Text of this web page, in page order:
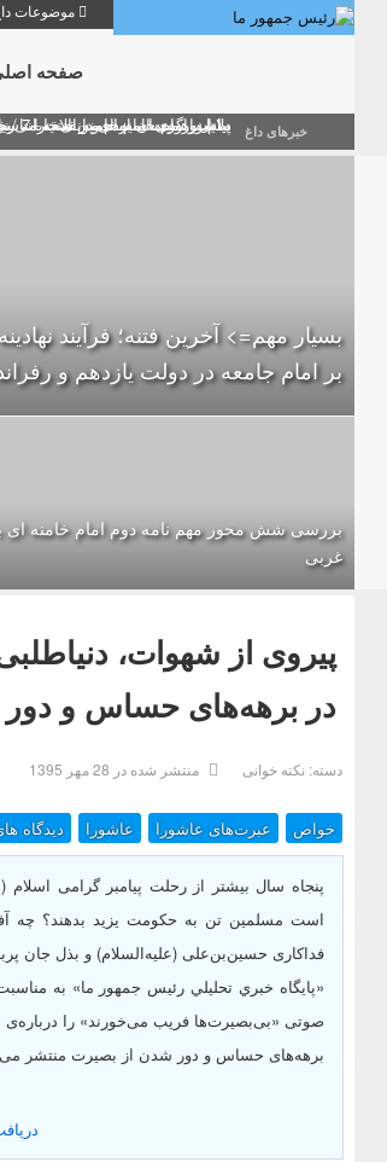
موضوعات
صفحه
خبرهای داغ منشور گفتمان امام و انقلاب - 7 /بخش دوم : شرح پیام ۱۰ خرداد ۱۳۶۹ امام خامنه ای/ فصل پنجم: حفظ عزّت و کرامت انقلابی
بازخوانی افشاگری سپهبد محمود
دلایل اهمیت سیزدهمین انتخابات
بیانات امام خامنه ای در
پیام نوروزی امام خامنه ای به
بسیار مهم=> آخرین فتنه؛ فرآیند
بر امام جامعه در دولت یازدهم و
بررسی شش محور مهم نامه دوم امام خامنه ای
غربی
پیروی از شهوات،
در برهه‌های حساس و
دسته: نکته خوانی منتشر شده در 28 مهر 1395
خواص عبرت‌های عاشورا عاشورا دیدگاه
پنجاه سال بیشتر از رحلت پیامبر گرامی
است مسلمین تن به حکومت یزید بدهند؟ چه
فداکاری حسین‌بن‌علی (علیه‌السلام) و بذل جان
«پايگاه خبري تحليلي رئيس جمهور ما» به
صوتی «بی‌بصیرت‌ها فریب می‌خورند» را
برهه‌های حساس و دور شدن از بصیرت منتشر